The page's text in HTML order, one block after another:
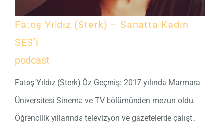
Fatoş Yıldız (Sterk) – Sanatta Kadın
SES’i
podcast
Fatoş Yıldız (Sterk) Öz Geçmiş: 2017 yılında Marmara
Üniversitesi Sinema ve TV bölümünden mezun oldu.
Öğrencilik yıllarında televizyon ve gazetelerde çalıştı.